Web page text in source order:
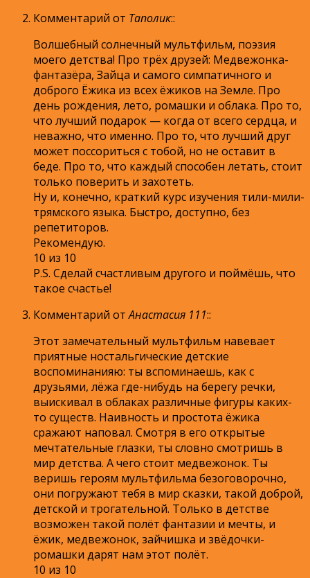
Комментарий от Таполик::
Волшебный солнечный мультфильм, поэзия
моего детства! Про трёх друзей: Медвежонка-
фантазёра, Зайца и самого симпатичного и
доброго Ёжика из всех ёжиков на Земле. Про
день рождения, лето, ромашки и облака. Про то,
что лучший подарок — когда от всего сердца, и
неважно, что именно. Про то, что лучший друг
может поссориться с тобой, но не оставит в
беде. Про то, что каждый способен летать, стоит
только поверить и захотеть.
Ну и, конечно, краткий курс изучения тили-мили-
трямского языка. Быстро, доступно, без
репетиторов.
Рекомендую.
10 из 10
P.S. Сделай счастливым другого и поймёшь, что
такое счастье!
Комментарий отАнастасия 111::
Этот замечательный мультфильм навевает
приятные ностальгические детские
воспоминанияю: ты вспоминаешь, как с
друзьями, лёжа где-нибудь на берегу речки,
выискивал в облаках различные фигуры каких-
то существ. Наивность и простота ёжика
сражают наповал. Смотря в его открытые
мечтательные глазки, ты словно смотришь в
мир детства. А чего стоит медвежонок. Ты
веришь героям мультфильма безоговорочно,
они погружают тебя в мир сказки, такой доброй,
детской и трогательной. Только в детстве
возможен такой полёт фантазии и мечты, и
ёжик, медвежонок, зайчишка и звёдочки-
ромашки дарят нам этот полёт.
10 из 10